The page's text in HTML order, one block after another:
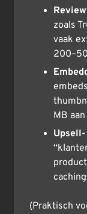
zoals
vaak
MB
(Praktisch